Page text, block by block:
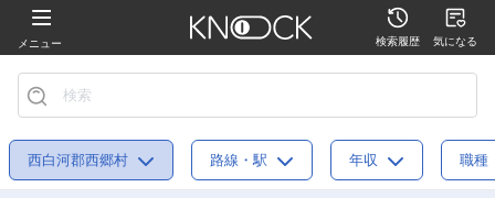
メニュー 検索履歴 気になる
西白河郡西郷村 路線・駅 年収 職種